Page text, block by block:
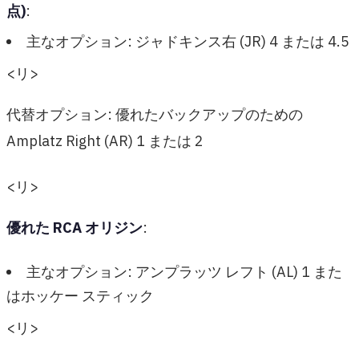
点):
主なオプション: ジャドキンス右 (JR) 4 または 4.5
<リ>
代替オプション: 優れたバックアップのための
Amplatz Right (AR) 1 または 2
<リ>
優れた RCA オリジン:
主なオプション: アンプラッツ レフト (AL) 1 また
はホッケー スティック
<リ>